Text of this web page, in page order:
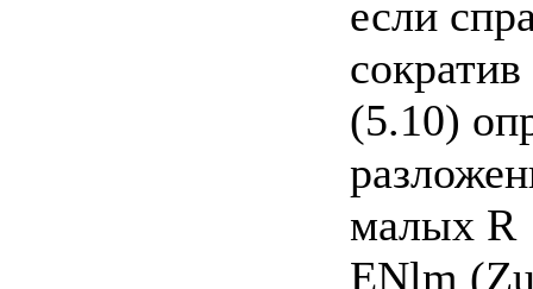
если
(5.10)
малых R
ENlm